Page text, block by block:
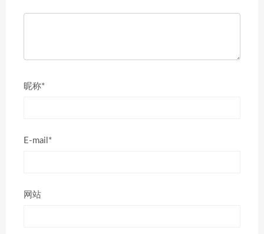
昵称*
E-mail*
网站